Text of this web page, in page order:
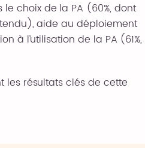
choix de la PA (60%, dont
aide au déploiement
à l’utilisation de la PA (61%,
les résultats clés de cette